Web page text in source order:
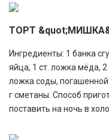
ТОРТ
Ингредиенты: 1 банка
яйца, 1 ст. ложка мёда, 2
ложка соды, погашенной
г сметаны. Способ
поставить на ночь в